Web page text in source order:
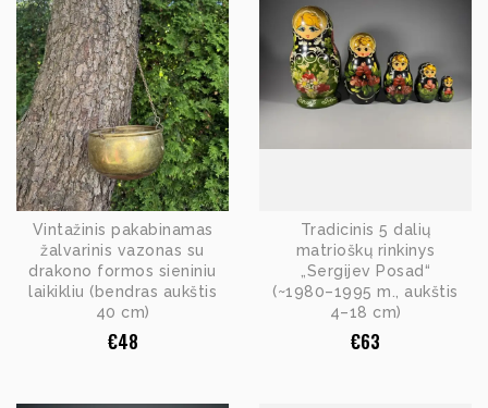
Vintažinis pakabinamas
žalvarinis vazonas su
drakono formos sieniniu
laikikliu (bendras aukštis
40 cm)
€48
Tradicinis 5 dalių
matrioškų rinkinys
„Sergijev Posad“
(~1980–1995 m., aukštis
4–18 cm)
€63